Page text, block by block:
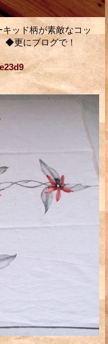
ッド柄が素敵なコッ
◆更にブログで！